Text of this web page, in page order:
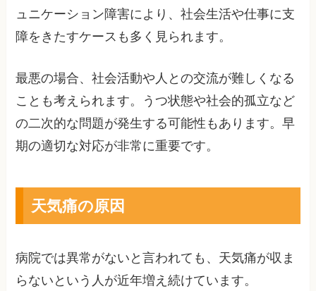
ュニケーション障害により、社会生活や仕事に支
障をきたすケースも多く見られます。
最悪の場合、社会活動や人との交流が難しくなる
ことも考えられます。うつ状態や社会的孤立など
の二次的な問題が発生する可能性もあります。早
期の適切な対応が非常に重要です。
天気痛の原因
病院では異常がないと言われても、天気痛が収ま
らないという人が近年増え続けています。